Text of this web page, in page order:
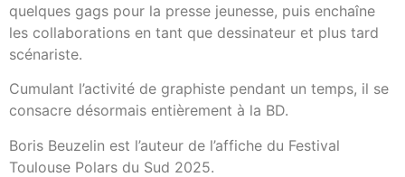
quelques gags pour la presse jeunesse, puis enchaîne
les collaborations en tant que dessinateur et plus tard
scénariste.
Cumulant l’activité de graphiste pendant un temps, il se
consacre désormais entièrement à la BD.
Boris Beuzelin est l’auteur de l’affiche du Festival
Toulouse Polars du Sud 2025.